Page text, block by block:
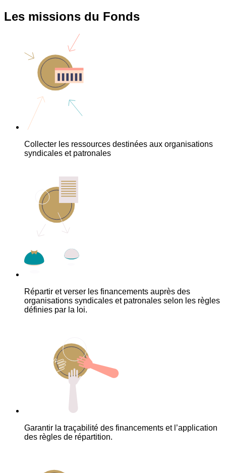
Les missions du Fonds
Collecter les ressources destinées aux organisations
syndicales et patronales
Répartir et verser les financements auprès des
organisations syndicales et patronales selon les règles
définies par la loi.
Garantir la traçabilité des financements et l’application
des règles de répartition.